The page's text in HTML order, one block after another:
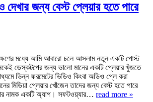
দেখার জন্য বেস্ট প্লেয়ার হতে পারে
মধ্যে আমি আবারো চলে আসলাম নতুন একটি পোস্ট
ডেস্কটপের জন্য ভালো মানের একটি প্লেয়ার খুঁজতে
ভিন্ন ফরমেটের ভিডিও কিংবা অডিও প্লে করা
মিডিয়া প্লেয়ার খোঁজেন তাদের জন্য বেস্ট হতে পারে
নামক একটি অ্যাপ। সফটওয়্যার… read more »